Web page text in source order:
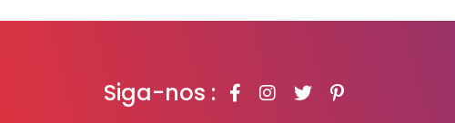
Siga-nos :